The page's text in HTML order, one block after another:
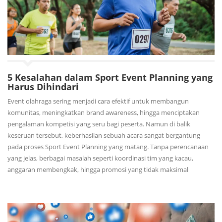
5 Kesalahan dalam Sport Event Planning yang
Harus Dihindari
Event olahraga sering menjadi cara efektif untuk membangun
komunitas, meningkatkan brand awareness, hingga menciptakan
pengalaman kompetisi yang seru bagi peserta. Namun di balik
keseruan tersebut, keberhasilan sebuah acara sangat bergantung
pada proses Sport Event Planning yang matang. Tanpa perencanaan
yang jelas, berbagai masalah seperti koordinasi tim yang kacau,
anggaran membengkak, hingga promosi yang tidak maksimal